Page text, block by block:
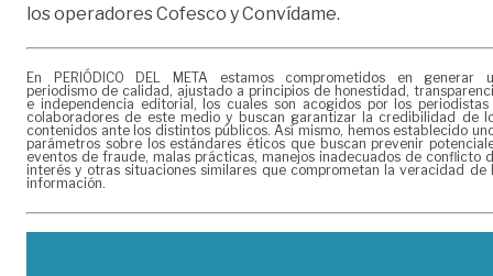
los operadores Cofesco y Convídame.
En PERIÓDICO DEL META estamos comprometidos en generar
periodismo de calidad, ajustado a principios de honestidad,
e independencia editorial, los cuales son acogidos por los periodistas
colaboradores de este medio y buscan garantizar la credibilidad de
contenidos ante los distintos públicos. Así mismo, hemos establecido
parámetros sobre los estándares éticos que buscan prevenir
eventos de fraude, malas prácticas, manejos inadecuados de conflicto
interés y otras situaciones similares que comprometan la veracidad de
información.